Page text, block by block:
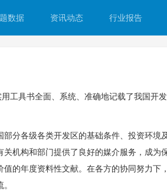
数据 资讯动态 行业报告
工具书全面、系统、准确地记载了我国开
分各级各类开发区的基础条件、投资环境
机构和部门提供了良好的媒介服务，成为
的年度资料性文献。在各方的协同努力下